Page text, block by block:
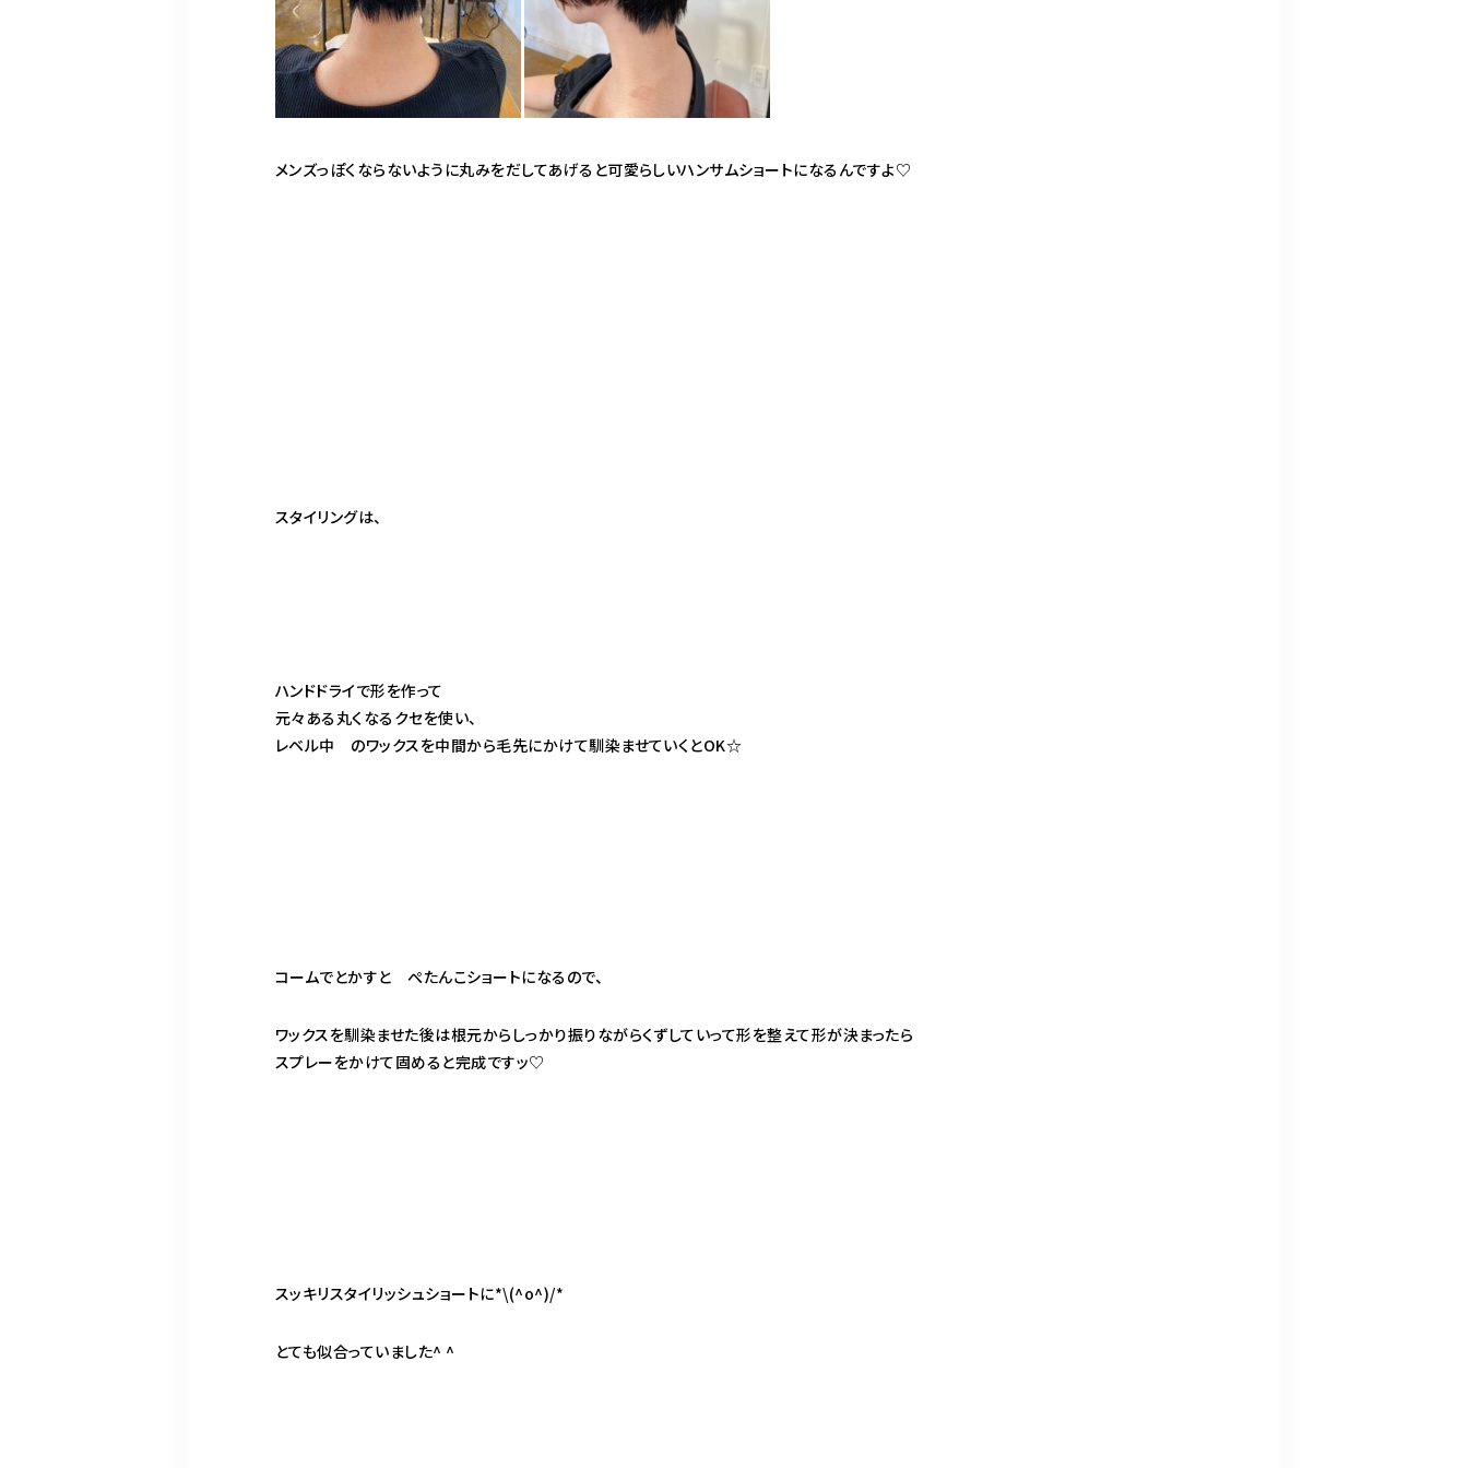
メンズっぽくならないように丸みをだしてあげると可愛らしいハンサムショートになるんですよ♡
スタイリングは、
ハンドドライで形を作って
元々ある丸くなるクセを使い、
レベル中 のワックスを中間から毛先にかけて馴染ませていくとOK☆
コームでとかすと ぺたんこショートになるので、
ワックスを馴染ませた後は根元からしっかり振りながらくずしていって形を整えて形が決まったら
スプレーをかけて固めると完成ですッ♡
スッキリスタイリッシュショートに*\(^o^)/*
とても似合っていました^ ^